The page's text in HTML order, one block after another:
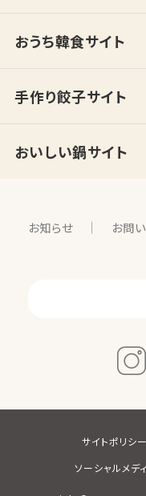
おうち韓食サイト
手作り餃子サイト
おいしい鍋サイト
お知らせ お問
サイトポリシー
ソーシャルメデ